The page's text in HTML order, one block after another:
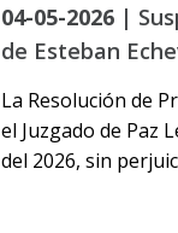
04-05-2026 |
de Esteban
La Resolución de
el Juzgado de Paz
del 2026, sin